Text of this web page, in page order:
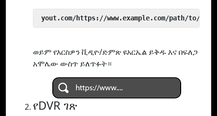
yout.com/https://www.example.com/path/to/
ወይም የእርስዎን ቪዲዮ/ድምጽ ዩአርኤል ይቅዱ እና በፍለጋ
አሞሌው ውስጥ ይለጥፉት።
የDVR ገጽ